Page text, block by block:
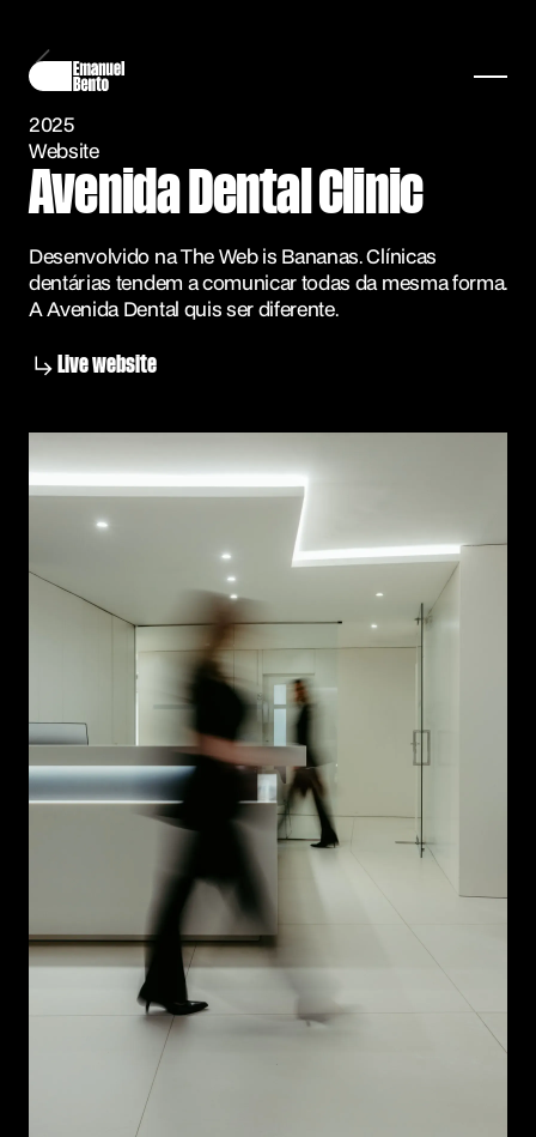
2025
Website
Avenida Dental Clinic
Desenvolvido na The Web is Bananas. Clínicas
dentárias tendem a comunicar todas da mesma forma.
A Avenida Dental quis ser diferente.
Live website